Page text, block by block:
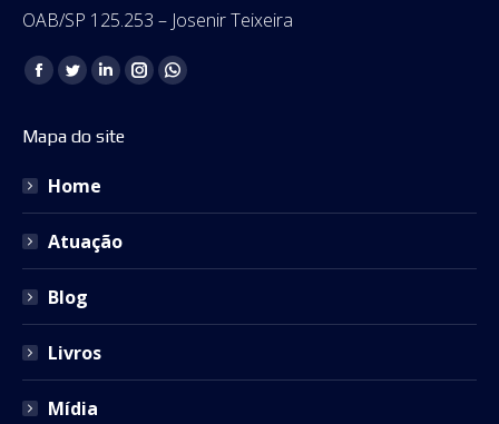
OAB/SP 125.253 – Josenir Teixeira
Encontre-nos em:
Facebook
opens
new
Twitter
opens
new
Linkedin
opens
InstagramWhatsapp
Mapa do site
Home
Atuação
Blog
Livros
Mídia